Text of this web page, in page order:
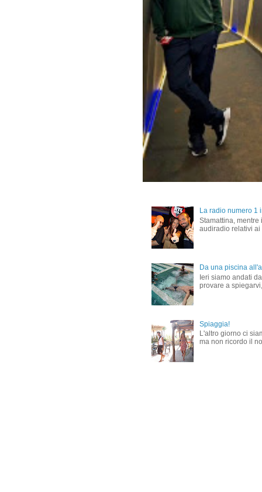
La radio numero 1
Stamattina,
audiradio relativi ai
Da una piscina
Ieri siamo andati
provare a
Spiaggia!
L'altro giorno ci
ma non ricordo il